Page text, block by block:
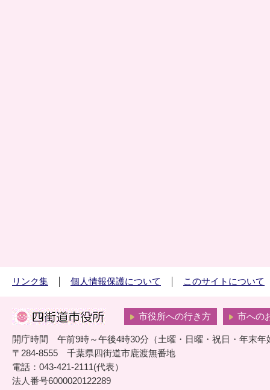
リンク集 個人情報保護について このサイトについて
市役所への行き方 市への
開庁時間 午前9時～午後4時30分（土曜・日曜・祝日・年末年
〒284-8555 千葉県四街道市鹿渡無番地
電話：043-421-2111(代表）
法人番号6000020122289